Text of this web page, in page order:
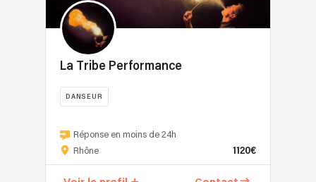
deux
passionnées
de
danse.
L'une
prof
danse,
de
et
La Tribe Performance
DANSEUR
Tribe
Performance
crée
Réponse en moins de 24h
Rhône
1120€